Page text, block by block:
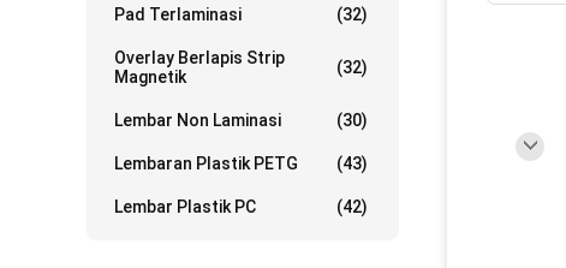
Pad Terlaminasi (32)
Overlay Berlapis Strip
Magnetik
(32)
Lembar Non Laminasi (30)
Lembaran Plastik PETG (43)
Lembar Plastik PC (42)